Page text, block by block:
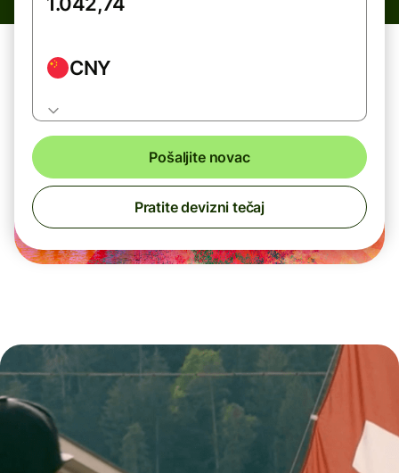
CNY
Pošaljite novac
Pratite devizni tečaj